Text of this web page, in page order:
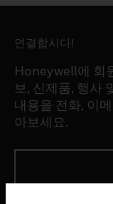
연결합시다!
Honeywell에 회
보, 신제품, 행사
내용을 전화, 이
아보세요.